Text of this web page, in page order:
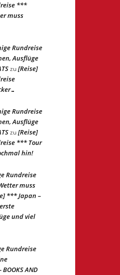
***
muss
Rundreise
Ausflüge
zu[Reise]
Rundreise
Ausflüge
zu[Reise]
*** Tour
hin!
Rundreise
muss
*** Japan –
und viel
Rundreise
AND